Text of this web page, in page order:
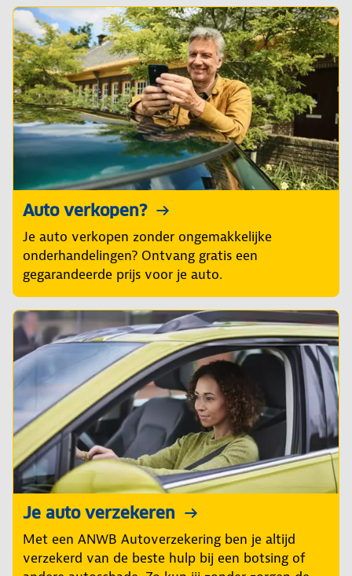
Auto verkopen?
Je auto verkopen zonder ongemakkelijke
onderhandelingen? Ontvang gratis een
gegarandeerde prijs voor je auto.
Je auto verzekeren
Met een ANWB Autoverzekering ben je altijd
verzekerd van de beste hulp bij een botsing of